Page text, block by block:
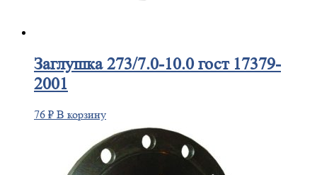
Заглушка273/7.0-10.0 гост 17379-
2001
76 ₽ В корзину